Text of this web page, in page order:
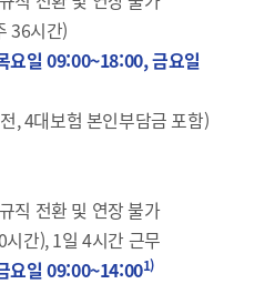
36시간)
요일 09:00~18:00, 금요일
, 4대보험 본인부담금 포함)
전환 및 연장 불가
간), 1일 4시간 근무
요일 09:00~14:001)